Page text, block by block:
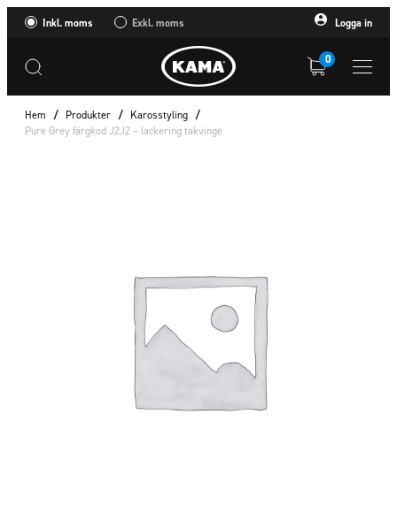
Inkl. moms Exkl. moms Logga in
0
Hem / Produkter / Karosstyling /
Pure Grey färgkod J2J2 – lackering takvinge